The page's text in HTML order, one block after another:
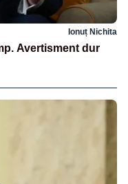
Ionuț Nichita
Avertisment dur